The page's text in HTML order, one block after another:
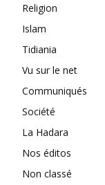
Religion
Islam
Tidiania
Vu sur le net
Communiqués
Société
La Hadara
Nos éditos
Non classé